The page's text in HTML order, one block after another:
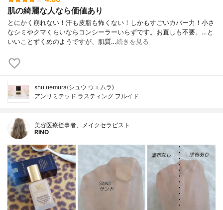
肌の綺麗な人なら価値あり
とにかく崩れない！汗も皮脂も怖くない！しかもすごいカバー力！小さ
なシミやクマくらいならコンシーラーいらずです。お直しも不要。…と
いいことずくめのようですが、肌質…続きを見る
shu uemura(シュウ ウエムラ)
アンリミテッド ラスティング フルイド
美容医療従事者、メイクセラピスト
RINO